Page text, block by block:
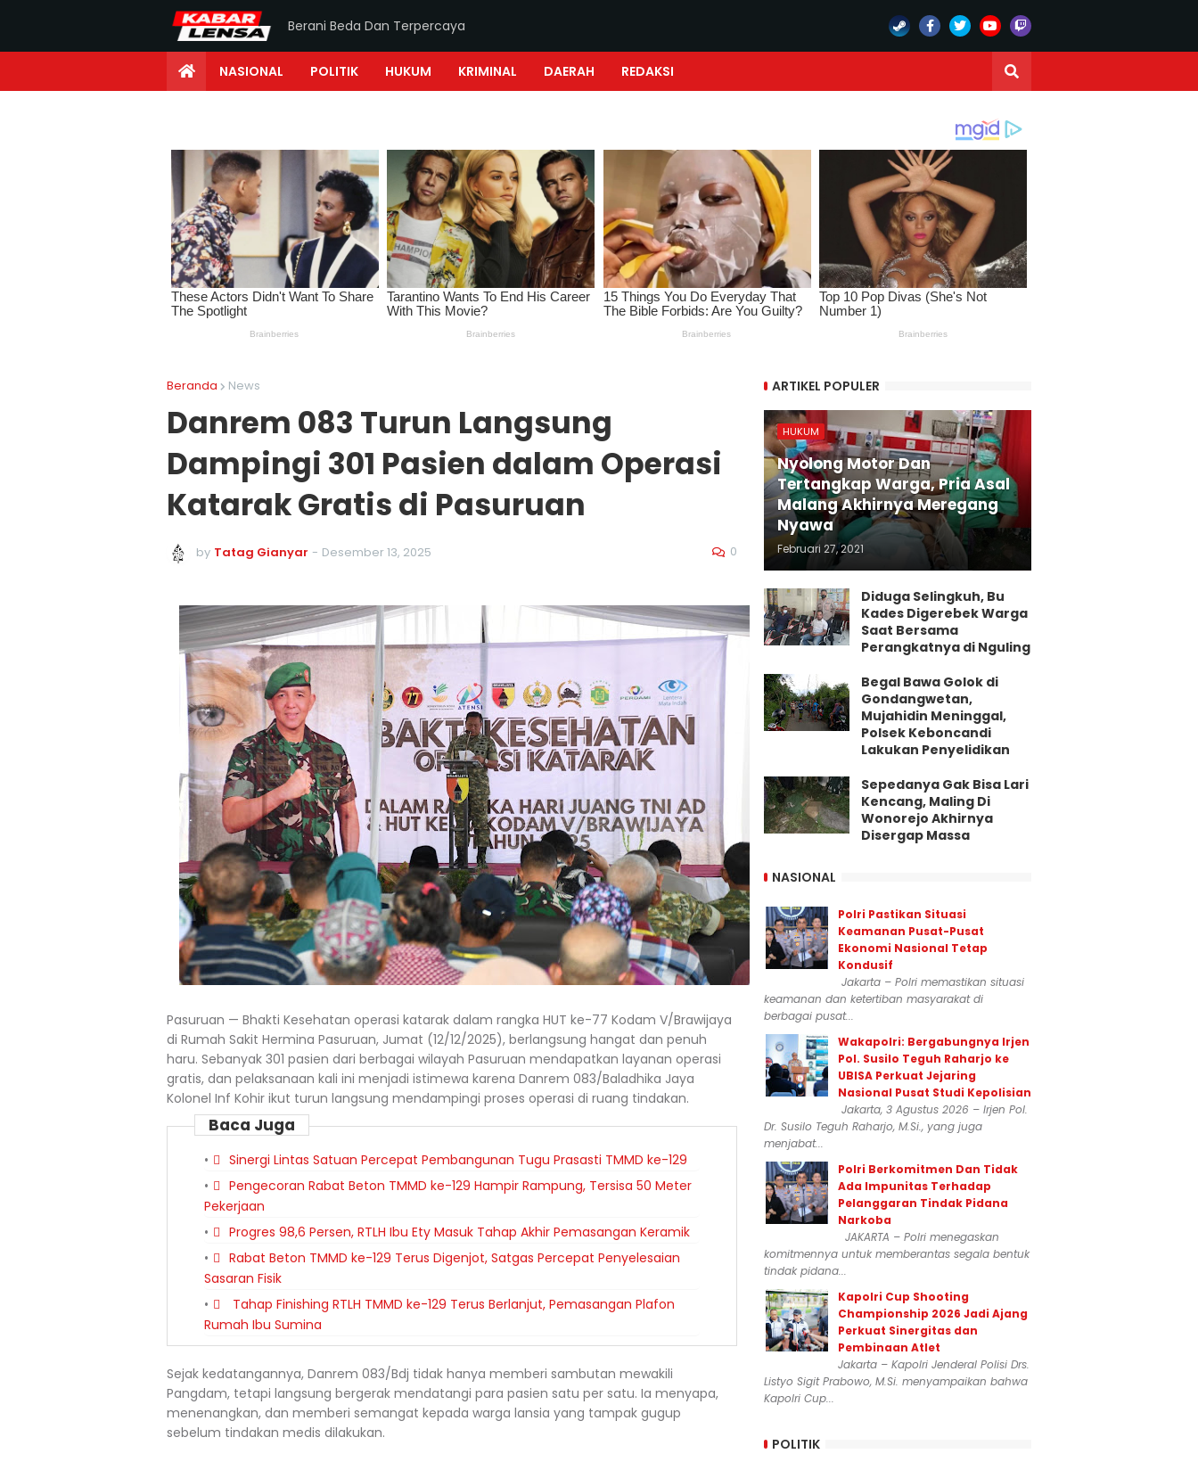
Berani Beda Dan Terpercaya
NASIONAL POLITIK HUKUM KRIMINAL DAERAH REDAKSI
Beranda News
Danrem 083 Turun Langsung
Dampingi 301 Pasien dalam Operasi
Katarak Gratis di Pasuruan
by Tatag Gianyar - Desember 13, 2025 0
Pasuruan — Bhakti Kesehatan operasi katarak dalam rangka HUT ke-77 Kodam V/Brawijaya
di Rumah Sakit Hermina Pasuruan, Jumat (12/12/2025), berlangsung hangat dan penuh
haru. Sebanyak 301 pasien dari berbagai wilayah Pasuruan mendapatkan layanan operasi
gratis, dan pelaksanaan kali ini menjadi istimewa karena Danrem 083/Baladhika Jaya
Kolonel Inf Kohir ikut turun langsung mendampingi proses operasi di ruang tindakan.
Baca Juga
Sinergi Lintas Satuan Percepat Pembangunan Tugu Prasasti TMMD ke-129
Pengecoran Rabat Beton TMMD ke-129 Hampir Rampung, Tersisa 50 Meter
Pekerjaan
Progres 98,6 Persen, RTLH Ibu Ety Masuk Tahap Akhir Pemasangan Keramik
Rabat Beton TMMD ke-129 Terus Digenjot, Satgas Percepat Penyelesaian
Sasaran Fisik
Tahap Finishing RTLH TMMD ke-129 Terus Berlanjut, Pemasangan Plafon
Rumah Ibu Sumina
Sejak kedatangannya, Danrem 083/Bdj tidak hanya memberi sambutan mewakili
Pangdam, tetapi langsung bergerak mendatangi para pasien satu per satu. Ia menyapa,
menenangkan, dan memberi semangat kepada warga lansia yang tampak gugup
sebelum tindakan medis dilakukan.
ARTIKEL POPULER
HUKUM
Nyolong Motor Dan
Tertangkap Warga, Pria Asal
Malang Akhirnya Meregang
Nyawa
Februari 27, 2021
Diduga Selingkuh, Bu
Kades Digerebek Warga
Saat Bersama
Perangkatnya di Nguling
Begal Bawa Golok di
Gondangwetan,
Mujahidin Meninggal,
Polsek Keboncandi
Lakukan Penyelidikan
Sepedanya Gak Bisa Lari
Kencang, Maling Di
Wonorejo Akhirnya
Disergap Massa
NASIONAL
Polri Pastikan Situasi
Keamanan Pusat-Pusat
Ekonomi Nasional Tetap
Kondusif
Jakarta – Polri memastikan situasi
keamanan dan ketertiban masyarakat di
berbagai pusat...
Wakapolri: Bergabungnya Irjen
Pol. Susilo Teguh Raharjo ke
UBISA Perkuat Jejaring
Nasional Pusat Studi Kepolisian
Jakarta, 3 Agustus 2026 – Irjen Pol.
Dr. Susilo Teguh Raharjo, M.Si., yang juga
menjabat...
Polri Berkomitmen Dan Tidak
Ada Impunitas Terhadap
Pelanggaran Tindak Pidana
Narkoba
JAKARTA – Polri menegaskan
komitmennya untuk memberantas segala bentuk
tindak pidana...
Kapolri Cup Shooting
Championship 2026 Jadi Ajang
Perkuat Sinergitas dan
Pembinaan Atlet
Jakarta – Kapolri Jenderal Polisi Drs.
Listyo Sigit Prabowo, M.Si. menyampaikan bahwa
Kapolri Cup...
POLITIK